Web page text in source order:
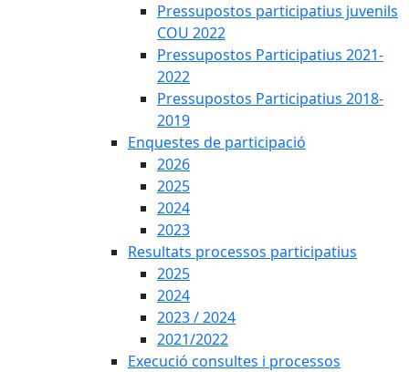
Pressupostos participatius juvenils
COU 2022
Pressupostos Participatius 2021-
2022
Pressupostos Participatius 2018-
2019
Enquestes de participació
2026
2025
2024
2023
Resultats processos participatius
2025
2024
2023 / 2024
2021/2022
Execució consultes i processos